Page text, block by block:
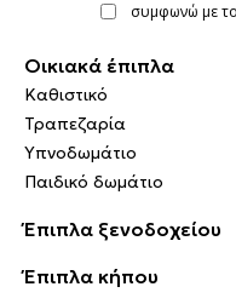
συμφωνώ με
Οικιακά έπιπλα
Καθιστικό
Τραπεζαρία
Υπνοδωμάτιο
Παιδικό δωμάτιο
Έπιπλα ξενοδοχείου
Έπιπλα κήπου